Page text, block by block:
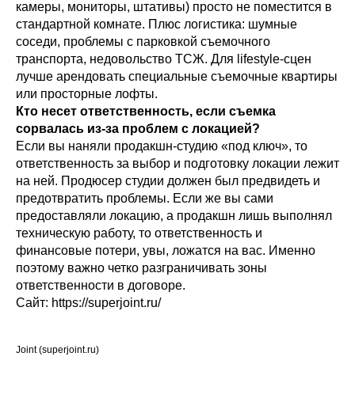
камеры, мониторы, штативы) просто не поместится в
стандартной комнате. Плюс логистика: шумные
соседи, проблемы с парковкой съемочного
транспорта, недовольство ТСЖ. Для lifestyle-сцен
лучше арендовать специальные съемочные квартиры
или просторные лофты.
Кто несет ответственность, если съемка
сорвалась из-за проблем с локацией?
Если вы наняли продакшн-студию «под ключ», то
ответственность за выбор и подготовку локации лежит
на ней. Продюсер студии должен был предвидеть и
предотвратить проблемы. Если же вы сами
предоставляли локацию, а продакшн лишь выполнял
техническую работу, то ответственность и
финансовые потери, увы, ложатся на вас. Именно
поэтому важно четко разграничивать зоны
ответственности в договоре.
Сайт: https://superjoint.ru/
Joint (superjoint.ru)